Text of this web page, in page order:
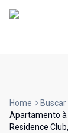
Home
Buscar
Apartamento à
Residence